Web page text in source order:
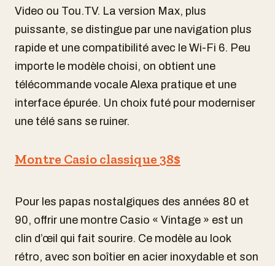
Video ou Tou.TV. La version Max, plus
puissante, se distingue par une navigation plus
rapide et une compatibilité avec le Wi-Fi 6. Peu
importe le modèle choisi, on obtient une
télécommande vocale Alexa pratique et une
interface épurée. Un choix futé pour moderniser
une télé sans se ruiner.
Montre Casio classique 38$
Pour les papas nostalgiques des années 80 et
90, offrir une montre Casio « Vintage » est un
clin d’œil qui fait sourire. Ce modèle au look
rétro, avec son boîtier en acier inoxydable et son